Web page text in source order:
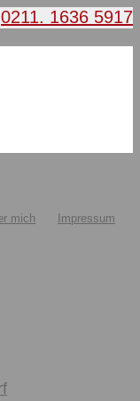
0211. 1636 5917
mich Impressum